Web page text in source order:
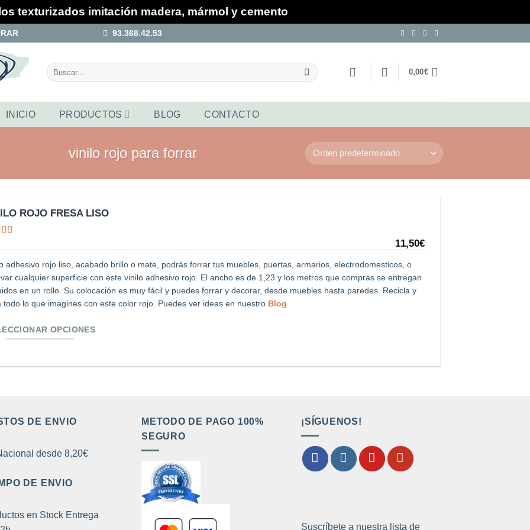
texturizados imitación madera, mármol y cemento
93.368.42.53
Buscar
por:
0,00€
INICIO PRODUCTOS BLOG CONTACTO
vinilo rojo para forrar
ROJO FRESA LISO
5
11,50€
adhesivo rojo liso, acabado brillo o mate, podrás forrar tus muebles, puertas, armarios, electrodomesticos, o
cualquier superficie con este vinilo adhesivo rojo. El ancho es de 1,23 y los metros que compras se entregan
en un rollo. Su colocación es muy fácil y puedes forrar y decorar, desde muebles hasta paredes. Recicla y
todo lo que imagines con este color rojo. Puedes ver ideas en nuestro Blog
OPCIONES
DE ENVIO
desde 8,20€
DE ENVIO
en Stock Entrega
METODO DE PAGO 100%
SEGURO
¡SÍGUENOS!
Suscríbete a nuestra lista de